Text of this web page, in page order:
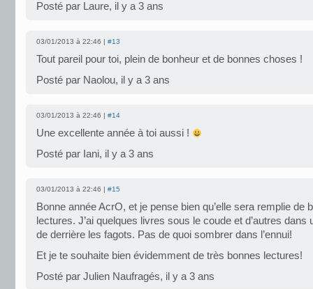
Posté par Laure, il y a 3 ans
03/01/2013 à 22:46 | #13
Tout pareil pour toi, plein de bonheur et de bonnes choses !
Posté par Naolou, il y a 3 ans
03/01/2013 à 22:46 | #14
Une excellente année à toi aussi !
Posté par Iani, il y a 3 ans
03/01/2013 à 22:46 | #15
Bonne année AcrO, et je pense bien qu’elle sera remplie de
lectures. J’ai quelques livres sous le coude et d’autres dans
de derrière les fagots. Pas de quoi sombrer dans l’ennui!
Et je te souhaite bien évidemment de très bonnes lectures!
Posté par Julien Naufragés, il y a 3 ans